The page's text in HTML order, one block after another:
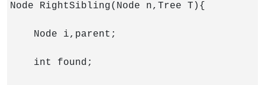
Node RightSibling(Node n,Tree T){
    Node i,parent;
    int found;